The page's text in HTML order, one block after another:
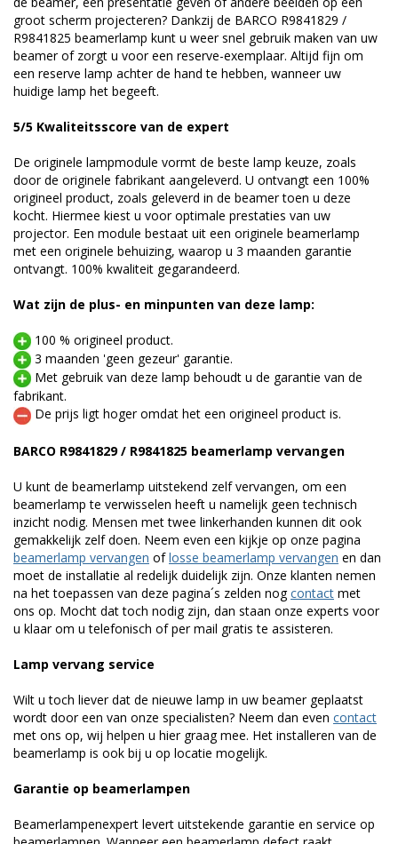
groot scherm projecteren? Dankzij de BARCO R9841829 /
R9841825 beamerlamp kunt u weer snel gebruik maken van uw
beamer of zorgt u voor een reserve-exemplaar. Altijd fijn om
een reserve lamp achter de hand te hebben, wanneer uw
huidige lamp het begeeft.
5/5 Kwaliteitsscore van de expert
De originele lampmodule vormt de beste lamp keuze, zoals
door de originele fabrikant aangeleverd. U ontvangt een 100%
origineel product, zoals geleverd in de beamer toen u deze
kocht. Hiermee kiest u voor optimale prestaties van uw
projector. Een module bestaat uit een originele beamerlamp
met een originele behuizing, waarop u 3 maanden garantie
ontvangt. 100% kwaliteit gegarandeerd.
Wat zijn de plus- en minpunten van deze lamp:
100 % origineel product.
3 maanden 'geen gezeur' garantie.
Met gebruik van deze lamp behoudt u de garantie van de
fabrikant.
De prijs ligt hoger omdat het een origineel product is.
BARCO R9841829 / R9841825 beamerlamp vervangen
U kunt de beamerlamp uitstekend zelf vervangen, om een
beamerlamp te verwisselen heeft u namelijk geen technisch
inzicht nodig. Mensen met twee linkerhanden kunnen dit ook
gemakkelijk zelf doen. Neem even een kijkje op onze pagina
beamerlamp vervangen oflosse beamerlamp vervangen en dan
moet de installatie al redelijk duidelijk zijn. Onze klanten nemen
na het toepassen van deze pagina´s zelden nogcontact met
ons op. Mocht dat toch nodig zijn, dan staan onze experts voor
u klaar om u telefonisch of per mail gratis te assisteren.
Lamp vervang service
Wilt u toch liever dat de nieuwe lamp in uw beamer geplaatst
wordt door een van onze specialisten? Neem dan even contact
met ons op, wij helpen u hier graag mee. Het installeren van de
beamerlamp is ook bij u op locatie mogelijk.
Garantie op beamerlampen
Beamerlampenexpert levert uitstekende garantie en service op